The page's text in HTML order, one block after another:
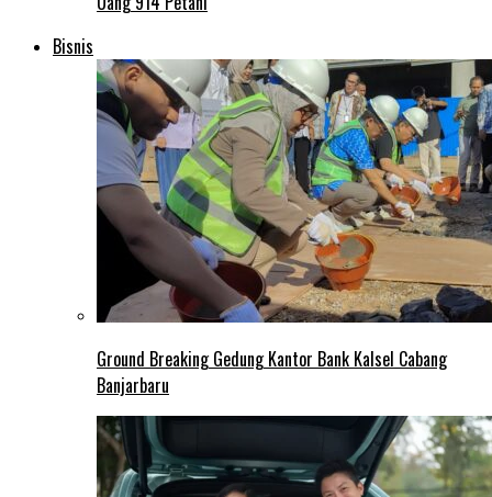
Bisnis
Ground Breaking Gedung Kantor Bank Kalsel Cabang
Banjarbaru